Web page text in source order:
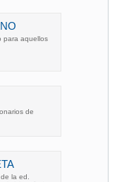
para aquellos
de
la ed.